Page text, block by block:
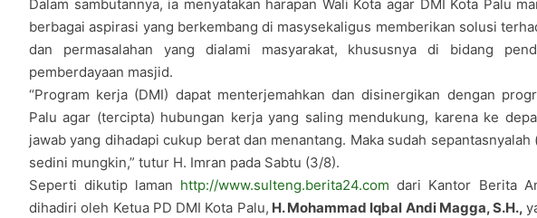
Dalam sambutannya, ia menyatakan harapan Wali Kota agar DMI Kota Palu
berbagai aspirasi yang berkembang di masysekaligus memberikan solusi
dan permasalahan yang dialami masyarakat, khususnya di bidang
pemberdayaan masjid.
“Program kerja (DMI) dapat menterjemahkan dan disinergikan dengan
Palu agar (tercipta) hubungan kerja yang saling mendukung, karena ke
jawab yang dihadapi cukup berat dan menantang. Maka sudah
sedini mungkin,” tutur H. Imran pada Sabtu (3/8).
Seperti dikutip laman http://www.sulteng.berita24.com dari Kantor Berita
dihadiri oleh Ketua PD DMI Kota Palu, H. Mohammad Iqbal Andi Magga, S.H.,